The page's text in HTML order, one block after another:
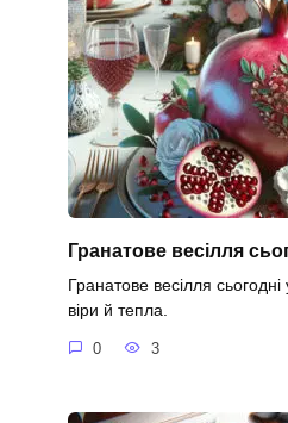
Гранатове весілля
Гранатове весілля сьогодні
віри й тепла.
0 3